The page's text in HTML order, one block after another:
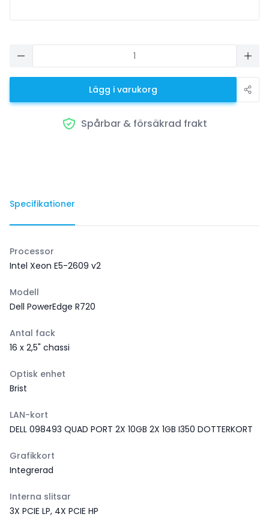
Lägg i varukorg
Spårbar & försäkrad frakt
Specifikationer
Processor
Intel Xeon E5-2609 v2
Modell
Dell PowerEdge R720
Antal fack
16 x 2,5" chassi
Optisk enhet
Brist
LAN-kort
DELL 098493 QUAD PORT 2X 10GB 2X 1GB I350 DOTTERKORT
Grafikkort
Integrerad
Interna slitsar
3X PCIE LP, 4X PCIE HP